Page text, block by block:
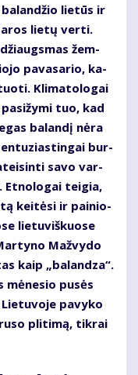
lie­tūs ir
lie­tų ver­ti.
žem­
pa­va­sa­rio, ka­
Kli­ma­to­lo­gai
tuo, kad
ba­lan­dį nė­ra
en­tu­zias­tin­gai bur­
sa­vo var­
Et­no­lo­gai tei­gia,
kei­tė­si ir pai­nio­
lie­tu­viš­kuo­se
Maž­vy­do
kaip „ba­lan­dza“.
mė­ne­sio pu­sės
pa­vy­ko
pli­ti­mą, tik­rai